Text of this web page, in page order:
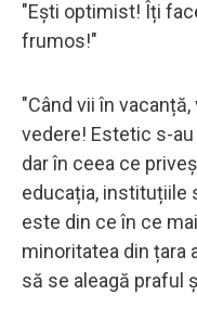
"Ești optimist! Îți
frumos!"
"Când vii în
vedere! Estetic s-
dar în ceea ce
educația, instituțiile
este din ce în ce
minoritatea din țara
să se aleagă praful